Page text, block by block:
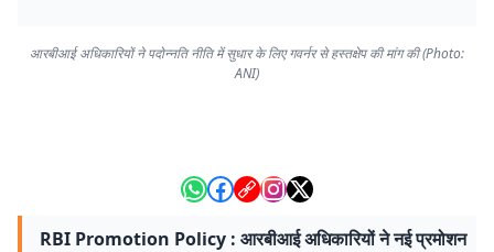
आरबीआई अधिकारियों ने पदोन्नति नीति में सुधार के लिए गवर्नर से हस्तक्षेप की मांग की (Photo:
ANI)
RBI Promotion Policy : आरबीआई अधिकारियों ने नई प्रमोशन